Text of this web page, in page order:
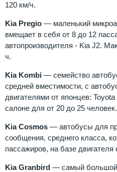
120 км/ч.
Kia Pregio — маленький
вмещает в себя от 8 до 12
автопроизводителя - Kia J2.
ч.
Kia Kombi — семейство
средней вместимости, с
двигателями от японцев:
салоне для от 20 до 25 человек.
Kia Cosmos — автобусы для
сообщения, среднего класса,
пассажиров, на базе двигателя
Kia Granbird — самый большой